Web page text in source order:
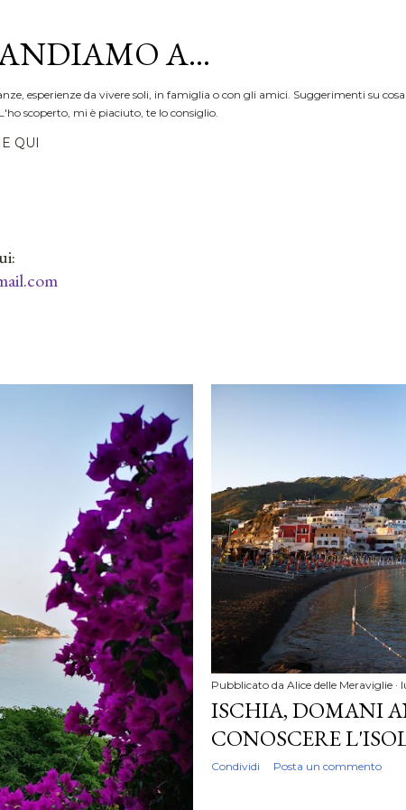
A...
esperienze da vivere soli, in famiglia o con gli amici. Suggerimenti su cosa
scoperto, mi è piaciuto, te lo consiglio.
QUI
Pubblicato da Alice delle Meraviglie
ISCHIA, DOMANI
CONOSCERE
Condividi Posta un commento